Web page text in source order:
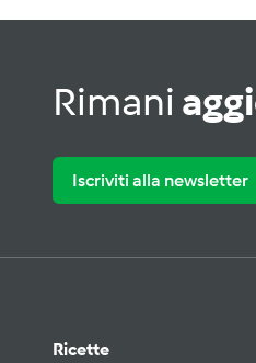
Rimani
Iscriviti alla newsletter
Ricette